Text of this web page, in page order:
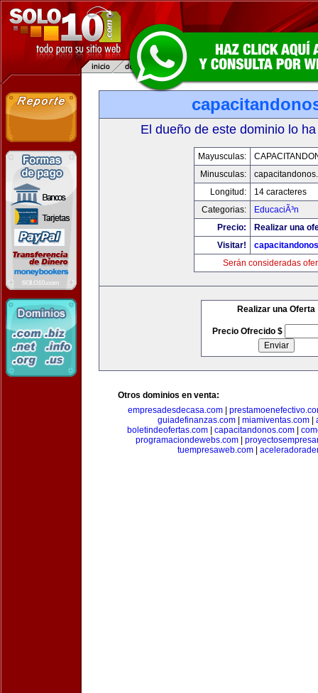
El dueño de este dominio lo
Mayusculas:
Minusculas:
Longitud:
14 caracteres
Categorias:
EducaciÃ³n
Precio:
Realizar una
Visitar!
Serán consideradas
Realizar una Oferta
Precio Ofrecido $
Otros dominios en venta:
empresadesdecasa.com
guiadefinanzas.com
miamiventas.com
boletindeofertas.com| capacitandonos.com|
programaciondewebs.com
tuempresaweb.com